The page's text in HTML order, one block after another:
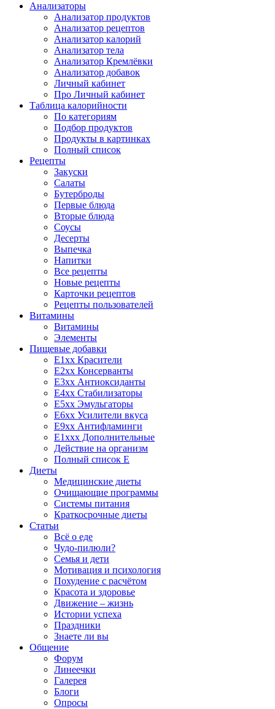
Анализаторы
Анализатор продуктов
Анализатор рецептов
Анализатор калорий
Анализатор тела
Анализатор Кремлёвки
Анализатор добавок
Личный кабинет
Про Личный кабинет
Таблица калорийности
По категориям
Подбор продуктов
Продукты в картинках
Полный список
Рецепты
Закуски
Салаты
Бутерброды
Первые блюда
Вторые блюда
Соусы
Десерты
Выпечка
Напитки
Все рецепты
Новые рецепты
Карточки рецептов
Рецепты пользователей
Витамины
Витамины
Элементы
Пищевые добавки
E1xx Красители
E2xx Консерванты
E3xx Антиоксиданты
E4xx Стабилизаторы
E5xx Эмульгаторы
E6xx Усилители вкуса
E9xx Антифламинги
E1xxx Дополнительные
Действие на организм
Полный список E
Диеты
Медицинские диеты
Очищающие программы
Системы питания
Краткосрочные диеты
Статьи
Всё о еде
Чудо-пилюли?
Семья и дети
Мотивация и психология
Похудение с расчётом
Красота и здоровье
Движение – жизнь
Истории успеха
Праздники
Знаете ли вы
Общение
Форум
Линеечки
Галерея
Блоги
Опросы